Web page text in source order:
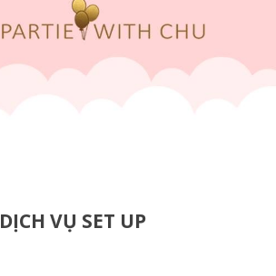
DỊCH VỤ SET UP